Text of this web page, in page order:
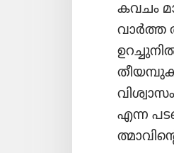
കവചം
വാർത്ത
എന്ന